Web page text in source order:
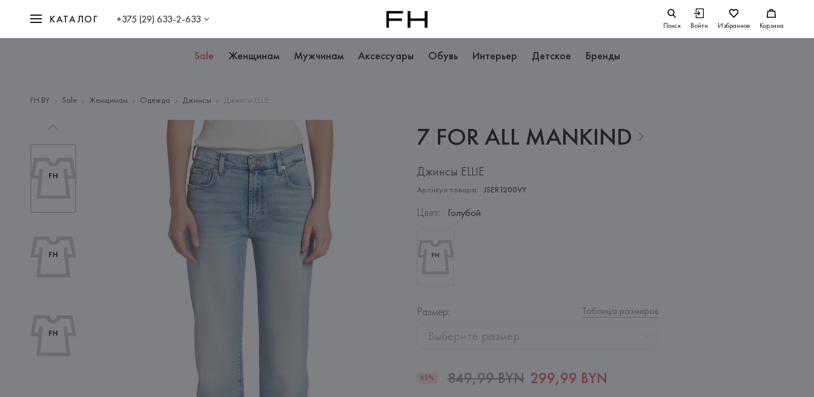
КАТАЛОГ +375 (29) 633-2-633 Поиск Войти Избранное Корзина
Sale Женщинам Мужчинам Аксессуары Обувь Интерьер Детское Бренды
FH.BY Sale Женщинам Одежда Джинсы Джинсы ELLIE
7 FOR ALL MANKIND
Джинсы ELLIE
Артикул товара: JSER1200VY
Цвет: Голубой
Размер: Таблица размеров
Выберите размер
65% 849,99 BYN 299,99 BYN